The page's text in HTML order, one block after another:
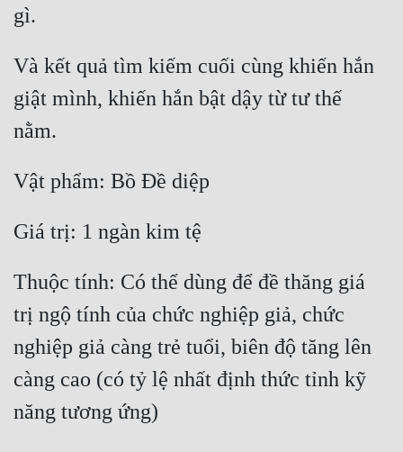
Và kết quả tìm kiếm cuối cùng khiến hắn
giật mình, khiến hắn bật dậy từ tư thế
Thuộc tính: Có thể dùng để đề thăng giá
trị ngộ tính của chức nghiệp giả, chức
nghiệp giả càng trẻ tuổi, biên độ tăng lên
càng cao (có tỷ lệ nhất định thức tỉnh kỹ